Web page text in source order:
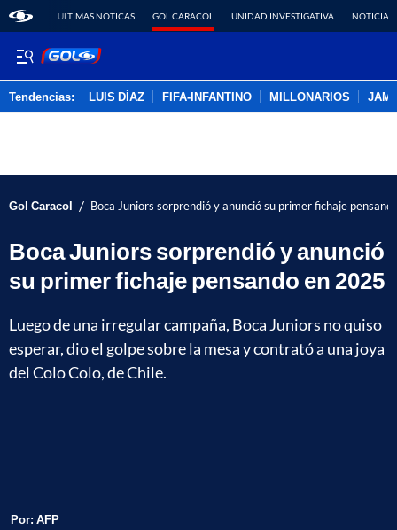
ÚLTIMAS NOTICAS GOL CARACOL UNIDAD INVESTIGATIVA NOTICIAS
Tendencias: LUIS DÍAZ FIFA-INFANTINO MILLONARIOS
Gol Caracol / Boca Juniors sorprendió y anunció su primer fichaje
Boca Juniors sorprendió y anunció
su primer fichaje pensando en 2025
Luego de una irregular campaña, Boca Juniors no quiso
esperar, dio el golpe sobre la mesa y contrató a una joya
del Colo Colo, de Chile.
Por: AFP